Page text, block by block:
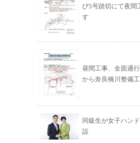
び5号踏切にて夜間
す
昼間工事、全面通
から奈良橋川整備
同級生が女子ハン
設